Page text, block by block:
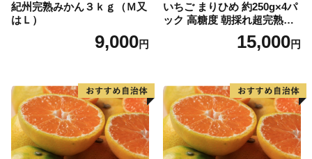
紀州完熟みかん３ｋｇ（Ｍ又
はＬ）
9,000円
いちご まりひめ 約250g×4パ
ック 高糖度 朝採れ超完熟ま
りひめ 1月以降発送分15,000円